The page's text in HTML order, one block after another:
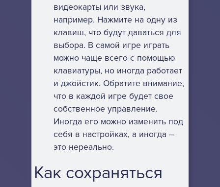
видеокарты или звука,
например. Нажмите на одну из
клавиш, что будут даваться для
выбора. В самой игре играть
можно чаще всего с помощью
клавиатуры, но иногда работает
и джойстик. Обратите внимание,
что в каждой игре будет свое
собственное управление.
Иногда его можно изменить под
себя в настройках, а иногда –
это нереально.
Как сохраняться